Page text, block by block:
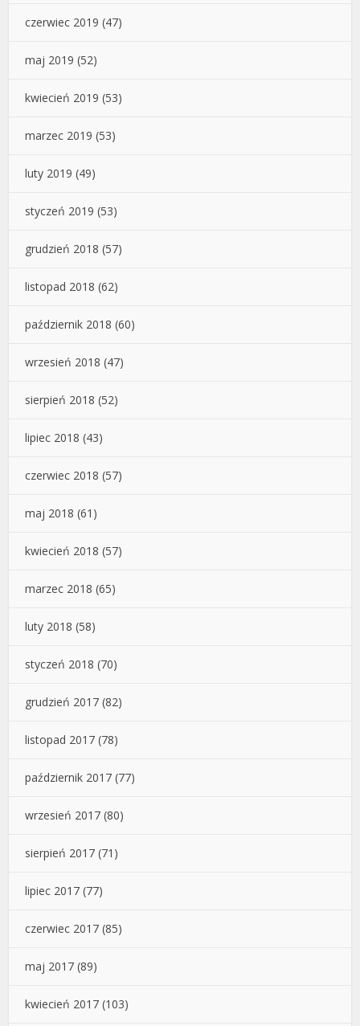
czerwiec 2019 (47)
maj 2019 (52)
kwiecień 2019 (53)
marzec 2019 (53)
luty 2019 (49)
styczeń 2019 (53)
grudzień 2018 (57)
listopad 2018 (62)
październik 2018 (60)
wrzesień 2018 (47)
sierpień 2018 (52)
lipiec 2018 (43)
czerwiec 2018 (57)
maj 2018 (61)
kwiecień 2018 (57)
marzec 2018 (65)
luty 2018 (58)
styczeń 2018 (70)
grudzień 2017 (82)
listopad 2017 (78)
październik 2017 (77)
wrzesień 2017 (80)
sierpień 2017 (71)
lipiec 2017 (77)
czerwiec 2017 (85)
maj 2017 (89)
kwiecień 2017 (103)